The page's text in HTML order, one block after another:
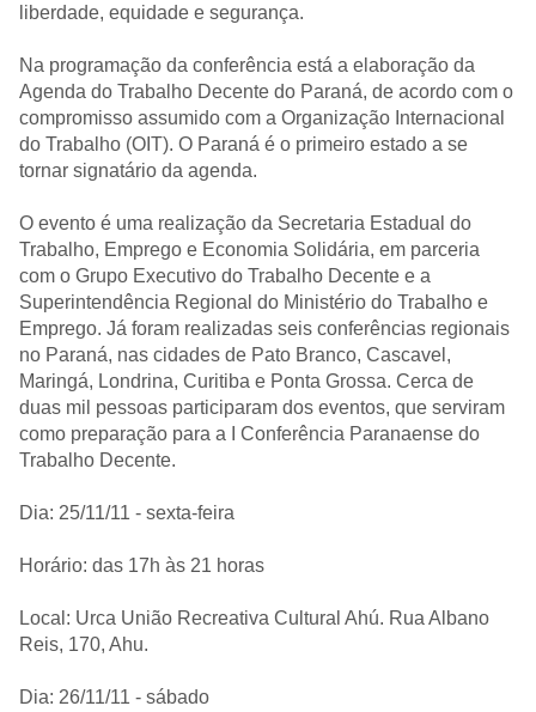
liberdade, equidade e segurança.
Na programação da conferência está a elaboração da
Agenda do Trabalho Decente do Paraná, de acordo com o
compromisso assumido com a Organização Internacional
do Trabalho (OIT). O Paraná é o primeiro estado a se
tornar signatário da agenda.
O evento é uma realização da Secretaria Estadual do
Trabalho, Emprego e Economia Solidária, em parceria
com o Grupo Executivo do Trabalho Decente e a
Superintendência Regional do Ministério do Trabalho e
Emprego. Já foram realizadas seis conferências regionais
no Paraná, nas cidades de Pato Branco, Cascavel,
Maringá, Londrina, Curitiba e Ponta Grossa. Cerca de
duas mil pessoas participaram dos eventos, que serviram
como preparação para a I Conferência Paranaense do
Trabalho Decente.
Dia: 25/11/11 - sexta-feira
Horário: das 17h às 21 horas
Local: Urca União Recreativa Cultural Ahú. Rua Albano
Reis, 170, Ahu.
Dia: 26/11/11 - sábado